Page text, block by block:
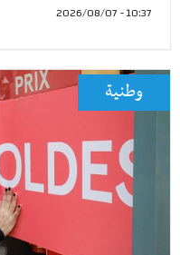
10:37 - 2026/08/07
وطنية